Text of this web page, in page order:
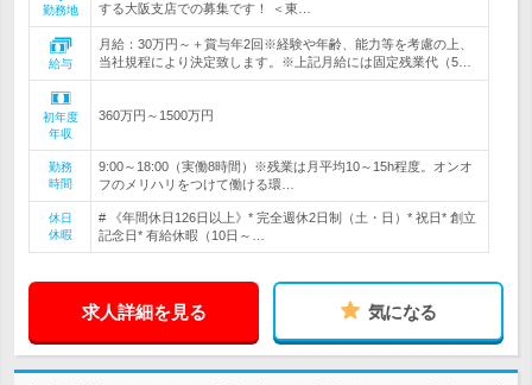
勤務地
する大阪支店での募集です！ ＜東…
給与
月給：30万円～＋賞与年2回※経験や年齢、能力等を考慮の上、
当社規程により決定致します。※上記月給には固定残業代（5…
初年度
年収
360万円～1500万円
勤務
時間
9:00～18:00（実働8時間）※残業は月平均10～15h程度。オンオ
フのメリハリをつけて働ける環…
休日
休暇
# 《年間休日126日以上》* 完全週休2日制（土・日）* 祝日* 創立
記念日* 有給休暇（10日～…
求人詳細を見る 気になる